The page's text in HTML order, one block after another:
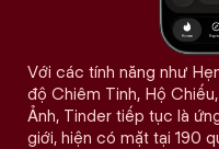
Với các tính năng như
độ Chiêm Tinh, Hộ
Ảnh, Tinder tiếp tục là
giới, hiện có mặt tại 190